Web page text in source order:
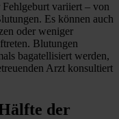
variiert – von
Es können auch
oder weniger
Blutungen
bagatellisiert werden,
Arzt konsultiert
der